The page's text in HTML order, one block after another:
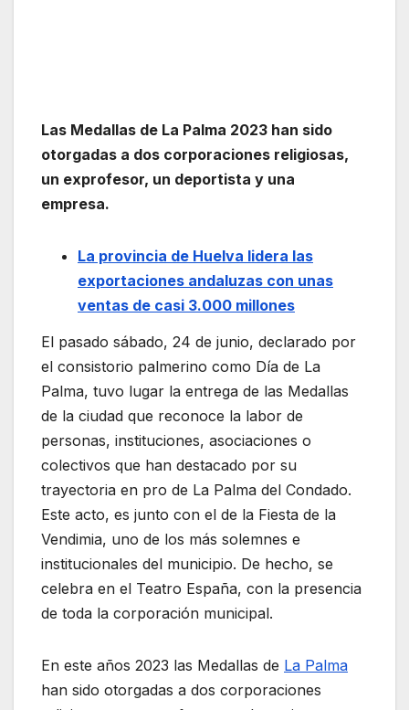
Las Medallas de La Palma 2023 han sido
otorgadas a dos corporaciones religiosas,
un exprofesor, un deportista y una
empresa.
La provincia de Huelva lidera las
exportaciones andaluzas con unas
ventas de casi 3.000 millones
El pasado sábado, 24 de junio, declarado por
el consistorio palmerino como Día de La
Palma, tuvo lugar la entrega de las Medallas
de la ciudad que reconoce la labor de
personas, instituciones, asociaciones o
colectivos que han destacado por su
trayectoria en pro de La Palma del Condado.
Este acto, es junto con el de la Fiesta de la
Vendimia, uno de los más solemnes e
institucionales del municipio. De hecho, se
celebra en el Teatro España, con la presencia
de toda la corporación municipal.
En este años 2023 las Medallas de La Palma
han sido otorgadas a dos corporaciones